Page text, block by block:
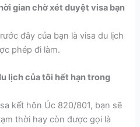
gian chờ xét duyệt visa bạn
đây của bạn là visa du lịch
phép đi làm.
lịch của tôi hết hạn trong
kết hôn Úc 820/801, bạn sẽ
thời hay còn được gọi là